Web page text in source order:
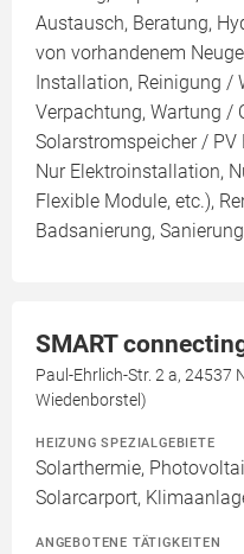
Austausch, Beratung,
von vorhandenem
Installation, Reinigung /
Verpachtung, Wartung /
Solarstromspeicher /
Nur Elektroinstallation,
Flexible Module, etc.),
Badsanierung,
SMART
Paul-Ehrlich-Str. 2 a, 24537
Wiedenborstel)
HEIZUNG SPEZIALGEBIETE
Solarthermie,
Solarcarport,
ANGEBOTENE TÄTIGKEITEN